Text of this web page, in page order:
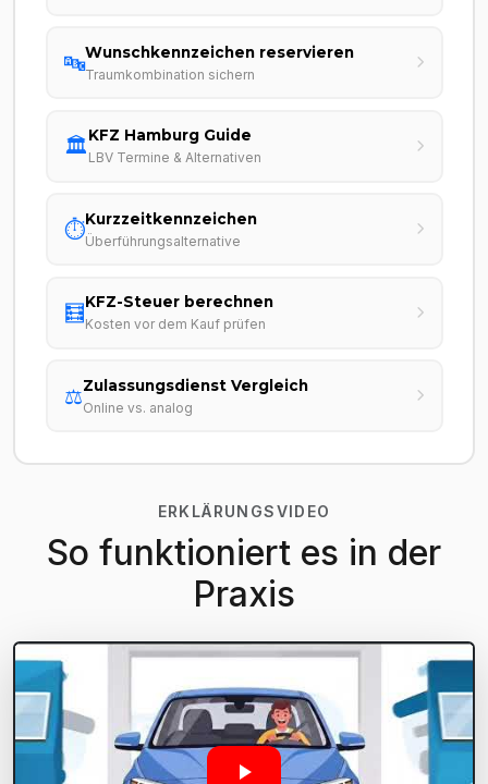
🔤Wunschkennzeichen reservieren
Traumkombination sichern
🏛️KFZ Hamburg Guide
LBV Termine & Alternativen
⏱️Kurzzeitkennzeichen
Überführungsalternative
🧮KFZ-Steuer berechnen
Kosten vor dem Kauf prüfen
⚖️Zulassungsdienst Vergleich
Online vs. analog
ERKLÄRUNGSVIDEO
So funktioniert es in der
Praxis